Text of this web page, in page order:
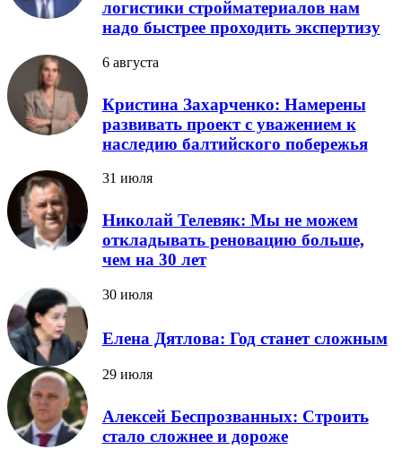
логистики стройматериалов нам
надо быстрее проходить экспертизу
6 августа
Кристина Захарченко: Намерены
развивать проект с уважением к
наследию балтийского побережья
31 июля
Николай Телевяк: Мы не можем
откладывать реновацию больше,
чем на 30 лет
30 июля
Елена Дятлова: Год станет сложным
29 июля
Алексей Беспрозванных: Строить
стало сложнее и дороже